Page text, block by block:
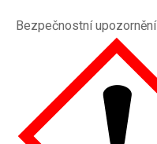
Bezpečnostní upozornění